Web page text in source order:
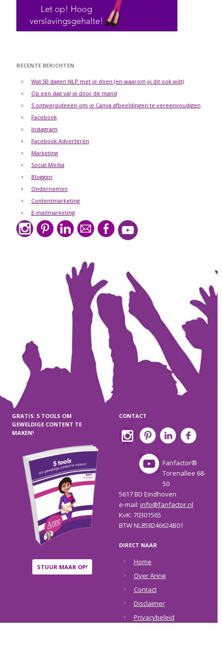
RECENTE BERICHTEN
Wat 50 dagen NLP met je doen (en waarom jij dit ook wilt)
Op een dag val je door de mand
5 ontwerpideeën om je Canva afbeeldingen te vereenvoudigen
Facebook
Instagram
Facebook Adverteren
Marketing
Social Media
Bloggen
Ondernemen
Contentmarketing
E-mailmarketing
GRATIS: 5 TOOLS OM
GEWELDIGE CONTENT TE
MAKEN!
STUUR MAAR OP!
CONTACT
Fanfactor®
Torenallee 68-
50
5617 BD Eindhoven
e-mail: info@fanfactor.nl
KvK: 70301565
BTW NL858246624B01
DIRECT NAAR
Home
Over Anne
Contact
Disclaimer
Privacybeleid